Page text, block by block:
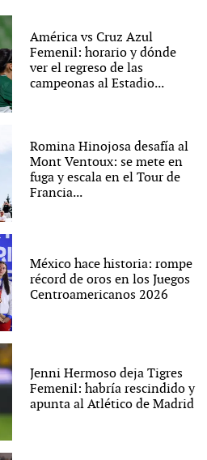
América vs Cruz Azul
Femenil: horario y dónde
ver el regreso de las
campeonas al Estadio...
Romina Hinojosa desafía al
Mont Ventoux: se mete en
fuga y escala en el Tour de
Francia...
México hace historia: rompe
récord de oros en los Juegos
Centroamericanos 2026
Jenni Hermoso deja Tigres
Femenil: habría rescindido y
apunta al Atlético de Madrid